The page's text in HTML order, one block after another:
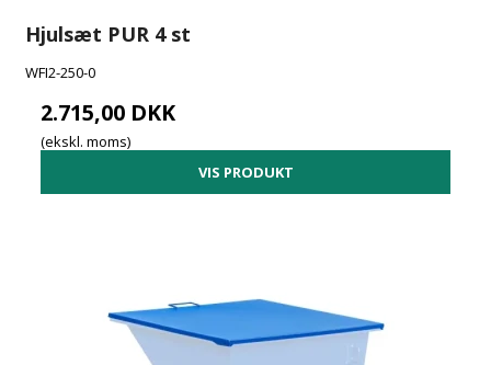
Hjulsæt PUR 4 st
WFI2-250-0
2.715,00 DKK
(ekskl. moms)
VIS PRODUKT